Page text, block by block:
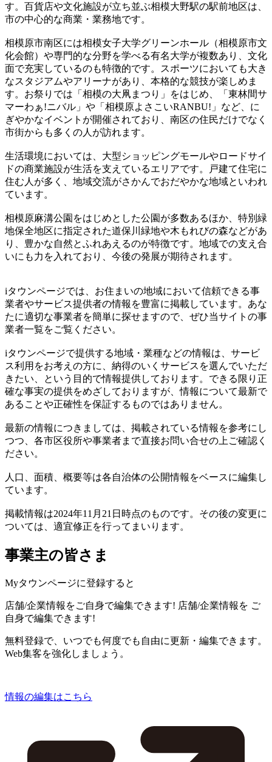
す。百貨店や文化施設が立ち並ぶ相模大野駅の駅前地区は、
市の中心的な商業・業務地です。
相模原市南区には相模女子大学グリーンホール（相模原市文
化会館）や専門的な分野を学べる有名大学が複数あり、文化
面で充実しているのも特徴的です。スポーツにおいても大き
なスタジアムやアリーナがあり、本格的な競技が楽しめま
す。お祭りでは「相模の大凧まつり」をはじめ、「東林間サ
マーわぁ!ニバル」や「相模原よさこいRANBU!」など、に
ぎやかなイベントが開催されており、南区の住民だけでなく
市街からも多くの人が訪れます。
生活環境においては、大型ショッピングモールやロードサイ
ドの商業施設が生活を支えているエリアです。戸建て住宅に
住む人が多く、地域交流がさかんでおだやかな地域といわれ
ています。
相模原麻溝公園をはじめとした公園が多数あるほか、特別緑
地保全地区に指定された道保川緑地や木もれびの森などがあ
り、豊かな自然とふれあえるのが特徴です。地域での支え合
いにも力を入れており、今後の発展が期待されます。
iタウンページでは、お住まいの地域において信頼できる事
業者やサービス提供者の情報を豊富に掲載しています。あな
たに適切な事業者を簡単に探せますので、ぜひ当サイトの事
業者一覧をご覧ください。
iタウンページで提供する地域・業種などの情報は、サービ
ス利用をお考えの方に、納得のいくサービスを選んでいただ
きたい、という目的で情報提供しております。できる限り正
確な事実の提供をめざしておりますが、情報について最新で
あることや正確性を保証するものではありません。
最新の情報につきましては、掲載されている情報を参考にし
つつ、各市区役所や事業者まで直接お問い合せの上ご確認く
ださい。
人口、面積、概要等は各自治体の公開情報をベースに編集し
ています。
掲載情報は2024年11月21日時点のものです。その後の変更に
ついては、適宜修正を行ってまいります。
事業主の皆さま
Myタウンページに登録すると
店舗/企業情報をご自身で編集できます! 店舗/企業情報を ご
自身で編集できます!
無料登録で、いつでも何度でも自由に更新・編集できます。
Web集客を強化しましょう。
情報の編集はこちら